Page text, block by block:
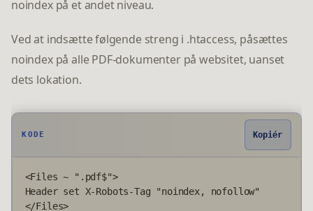
noindex på et andet niveau.
Ved at indsætte følgende streng i .htaccess, påsættes
noindex på alle PDF-dokumenter på websitet, uanset
dets lokation.
KODE Kopiér
<Files ~ ".pdf$">
Header set X-Robots-Tag "noindex, nofollow"